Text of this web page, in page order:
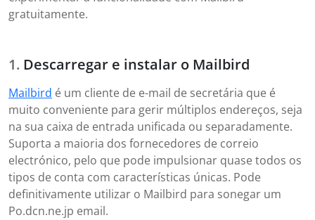
gratuitamente.
Descarregar e instalar o Mailbird
Mailbird é um cliente de e-mail de secretária que é
muito conveniente para gerir múltiplos endereços, seja
na sua caixa de entrada unificada ou separadamente.
Suporta a maioria dos fornecedores de correio
electrónico, pelo que pode impulsionar quase todos os
tipos de conta com características únicas. Pode
definitivamente utilizar o Mailbird para sonegar um
Po.dcn.ne.jp email.